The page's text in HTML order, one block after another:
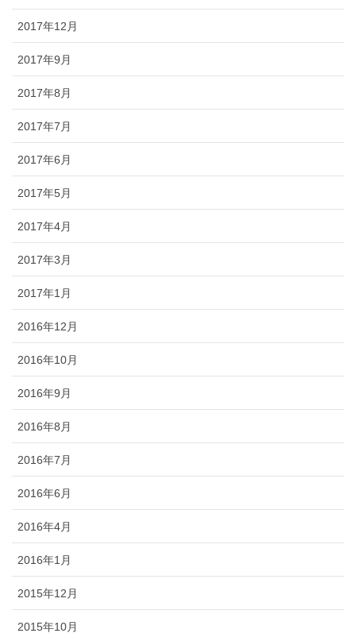
2017年12月
2017年9月
2017年8月
2017年7月
2017年6月
2017年5月
2017年4月
2017年3月
2017年1月
2016年12月
2016年10月
2016年9月
2016年8月
2016年7月
2016年6月
2016年4月
2016年1月
2015年12月
2015年10月